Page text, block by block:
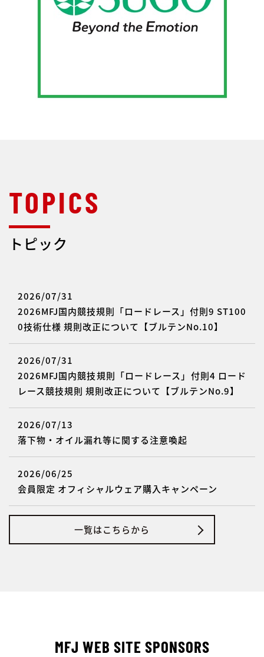
トピック
2026/07/31
2026MFJ国内競技規則「ロードレース」付則9 ST100
0技術仕様 規則改正について【ブルテンNo.10】
2026/07/31
2026MFJ国内競技規則「ロードレース」付則4 ロード
レース競技規則 規則改正について【ブルテンNo.9】
2026/07/13
落下物・オイル漏れ等に関する注意喚起
2026/06/25
会員限定 オフィシャルウェア購入キャンペーン
一覧はこちらから
MFJ WEB SITE SPONSORS